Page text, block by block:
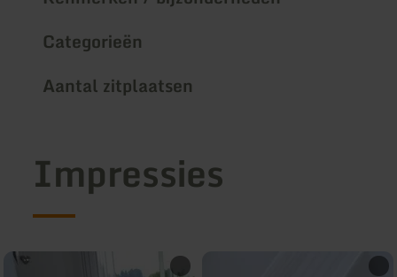
Categorieën
Aantal zitplaatsen
Impressies